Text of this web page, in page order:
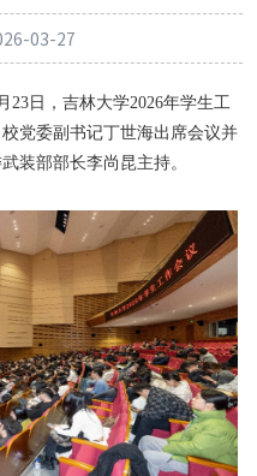
03-27
23 日，吉林大学2026年学生工
党委副书记丁世海出席会议并
装部部长李尚昆主持。